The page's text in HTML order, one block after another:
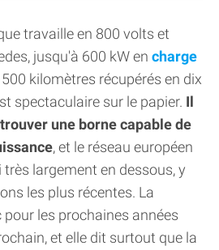
travaille en 800 volts et
jusqu'à 600 kW en charge
kilomètres récupérés en dix
spectaculaire sur le papier. Il
une borne capable de
, et le réseau européen
largement en dessous, y
les plus récentes. La
les prochaines années
et elle dit surtout que la